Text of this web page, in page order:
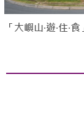
「大嶼山‧遊‧住‧